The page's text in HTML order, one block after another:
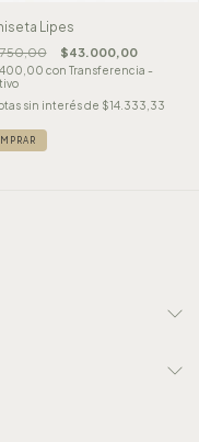
Lipes
$43.000,00
con Transferencia -
sin interés de $14.333,33